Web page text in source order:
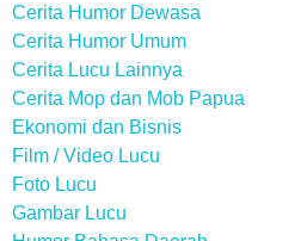
Cerita Humor Dewasa
Cerita Humor Umum
Cerita Lucu Lainnya
Cerita Mop dan Mob Papua
Ekonomi dan Bisnis
Film / Video Lucu
Foto Lucu
Gambar Lucu